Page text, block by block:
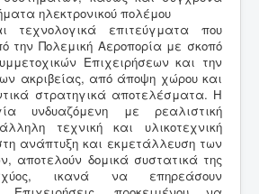
ηλεκτρονικού πολέμου
τεχνολογικά επιτεύγματα που
την Πολεμική Αεροπορία με σκοπό
Επιχειρήσεων και την
ακριβείας, από άποψη χώρου και
στρατηγικά αποτελέσματα. Η
υνδυαζόμενη με ρεαλιστική
τεχνική και υλικοτεχνική
ανάπτυξη και εκμετάλλευση των
αποτελούν δομικά συστατικά της
ικανά να επηρεάσουν